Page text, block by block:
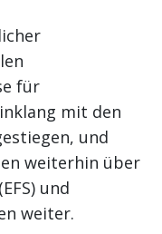
für
mit den
und
weiterhin über
und
weiter.